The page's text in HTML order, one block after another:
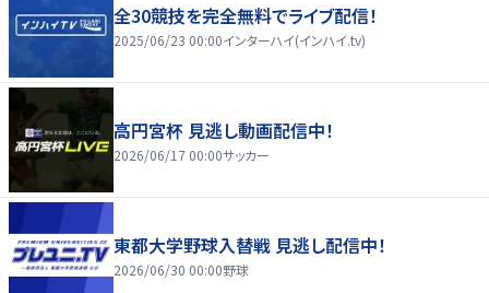
全30競技を完全無料でライブ配信！
2025/06/23 00:00インターハイ(インハイ.tv)
高円宮杯 見逃し動画配信中！
2026/06/17 00:00サッカー
東都大学野球入替戦 見逃し配信中！
2026/06/30 00:00野球